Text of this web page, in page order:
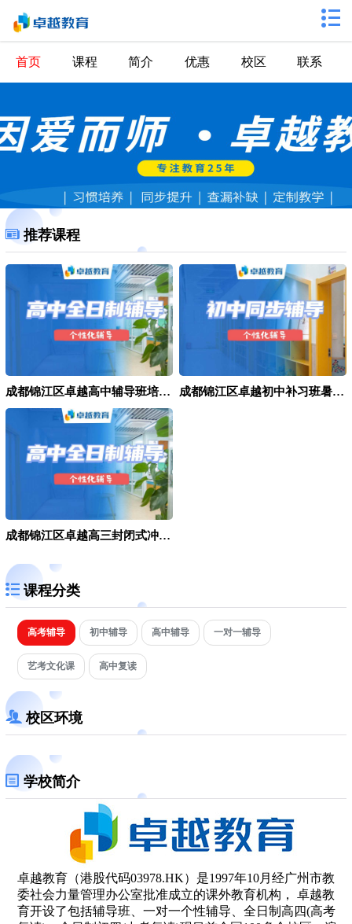
首页 课程 简介 优惠 校区 联系
推荐课程
成都锦江区卓越高中辅导班培训机构 成都锦江区卓越初中补习班暑假班
成都锦江区卓越高三封闭式冲刺班
课程分类
高考辅导 初中辅导 高中辅导 一对一辅导
艺考文化课 高中复读
校区环境
学校简介
卓越教育（港股代码03978.HK）是1997年10月经广州市教
委社会力量管理办公室批准成立的课外教育机构， 卓越教
育开设了包括辅导班、一对一个性辅导、全日制高四(高考